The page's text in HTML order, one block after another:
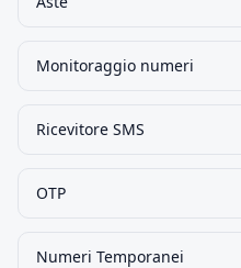
Monitoraggio numeri
Ricevitore SMS
OTP
Numeri Temporanei